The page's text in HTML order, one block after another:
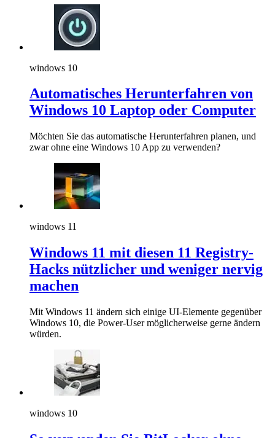
windows 10
Automatisches Herunterfahren von
Windows 10 Laptop oder Computer
Möchten Sie das automatische Herunterfahren planen, und
zwar ohne eine Windows 10 App zu verwenden?
windows 11
Windows 11 mit diesen 11 Registry-
Hacks nützlicher und weniger nervig
machen
Mit Windows 11 ändern sich einige UI-Elemente gegenüber
Windows 10, die Power-User möglicherweise gerne ändern
würden.
windows 10